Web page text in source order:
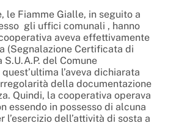
le Fiamme Gialle, in seguito a
gli uffici comunali , hanno
aveva effettivamente
(Segnalazione Certificata di
del Comune
l’aveva dichiarata
della documentazione
Quindi, la cooperativa operava
essendo in possesso di alcuna
l’esercizio dell’attività di sosta a